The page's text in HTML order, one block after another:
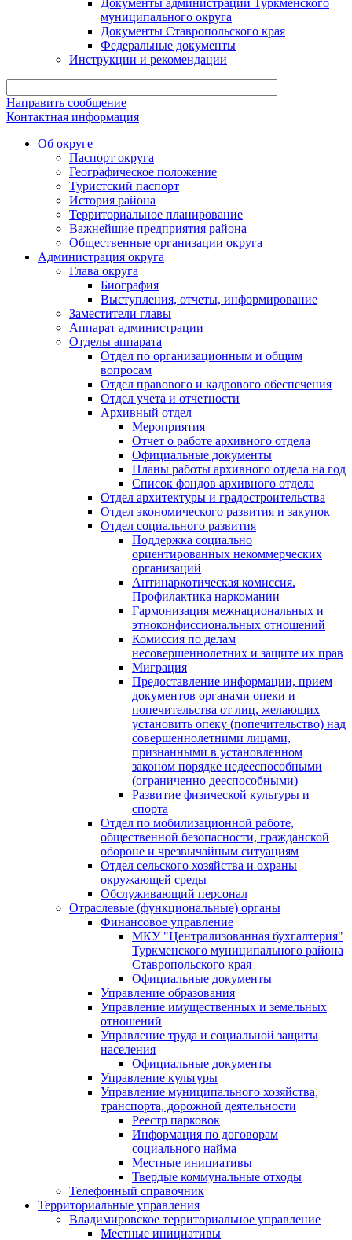
Документы администрации Туркменского
муниципального округа
Документы Ставропольского края
Федеральные документы
Инструкции и рекомендации
Направить сообщение
Контактная информация
Об округе
Паспорт округа
Географическое положение
Туристский паспорт
История района
Территориальное планирование
Важнейшие предприятия района
Общественные организации округа
Администрация округа
Глава округа
Биография
Выступления, отчеты, информирование
Заместители главы
Аппарат администрации
Отделы аппарата
Отдел по организационным и общим
вопросам
Отдел правового и кадрового обеспечения
Отдел учета и отчетности
Архивный отдел
Мероприятия
Отчет о работе архивного отдела
Официальные документы
Планы работы архивного отдела на год
Список фондов архивного отдела
Отдел архитектуры и градостроительства
Отдел экономического развития и закупок
Отдел социального развития
Поддержка социально
ориентированных некоммерческих
организаций
Антинаркотическая комиссия.
Профилактика наркомании
Гармонизация межнациональных и
этноконфиссиональных отношений
Комиссия по делам
несовершеннолетних и защите их прав
Миграция
Предоставление информации, прием
документов органами опеки и
попечительства от лиц, желающих
установить опеку (попечительство) над
совершеннолетними лицами,
признанными в установленном
законом порядке недееспособными
(ограниченно дееспособными)
Развитие физической культуры и
спорта
Отдел по мобилизационной работе,
общественной безопасности, гражданской
оборонe и чрезвычайным ситуациям
Отдел сельского хозяйства и охраны
окружающей среды
Обслуживающий персонал
Отраслевые (функциональные) органы
Финансовое управление
МКУ "Централизованная бухгалтерия"
Туркменского муниципального района
Ставропольского края
Официальные документы
Управление образования
Управление имущественных и земельных
отношений
Управление труда и социальной защиты
населения
Официальные документы
Управление культуры
Управление муниципального хозяйства,
транспорта, дорожной деятельности
Реестр парковок
Информация по договорам
социального найма
Местные инициативы
Твердые коммунальные отходы
Телефонный справочник
Территориальные управления
Владимировское территориальное управление
Местные инициативы